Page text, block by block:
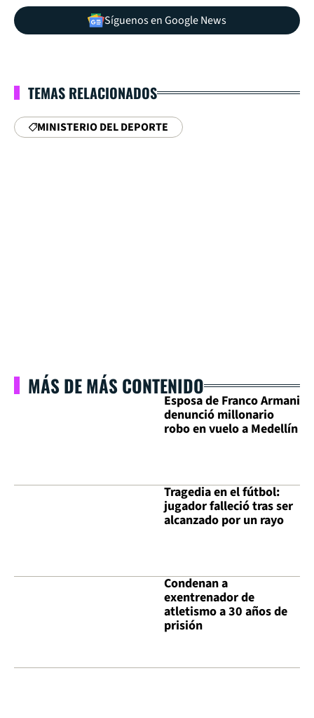
Síguenos en Google News
TEMAS RELACIONADOS
MINISTERIO DEL DEPORTE
MÁS DE MÁS CONTENIDO
Esposa de Franco Armani
denunció millonario
robo en vuelo a Medellín
Tragedia en el fútbol:
jugador falleció tras ser
alcanzado por un rayo
Condenan a
exentrenador de
atletismo a 30 años de
prisión